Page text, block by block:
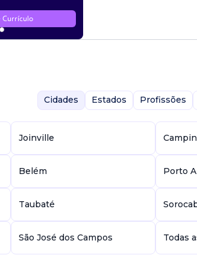
Currículo
Cidades Estados Profissões
Joinville
Belém Porto
Taubaté
São José dos Campos Todas